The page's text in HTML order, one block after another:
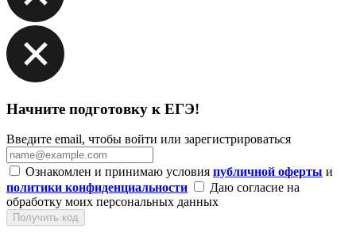
Начните подготовку к ЕГЭ!
Введите email, чтобы войти или зарегистрироваться
Ознакомлен и принимаю условия публичной оферты и
политики конфиденциальности
Даю согласие на
обработку моих персональных данных
Получить код